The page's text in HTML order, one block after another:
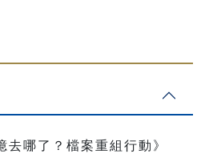
去哪了？檔案重組行動》